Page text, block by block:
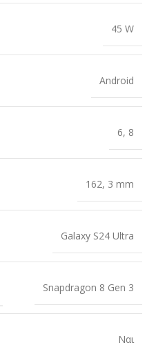
45 W
Android
6, 8
162, 3 mm
Galaxy S24 Ultra
Snapdragon 8 Gen 3
Ναι